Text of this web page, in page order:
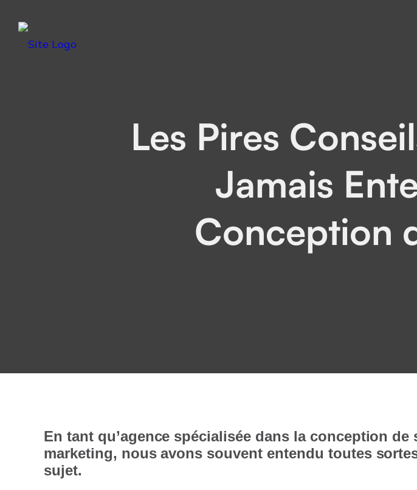
Les Pires
Jamais
Conception
En tant qu’agence spécialisée dans la conception de
marketing, nous avons souvent entendu toutes
sujet.